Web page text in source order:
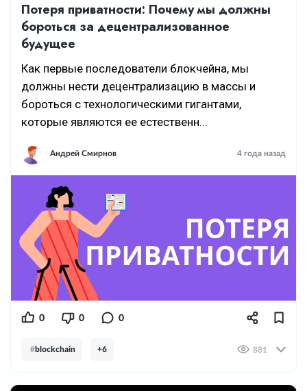
Потеря приватности: Почему мы должны
бороться за децентрализованное
будущее
Как первые последователи блокчейна, мы
должны нести децентрализацию в массы и
бороться с технологическими гигантами,
которые являются ее естественн...
Андрей Смирнов 4 года назад
0 0 0
#blockchain +6 881